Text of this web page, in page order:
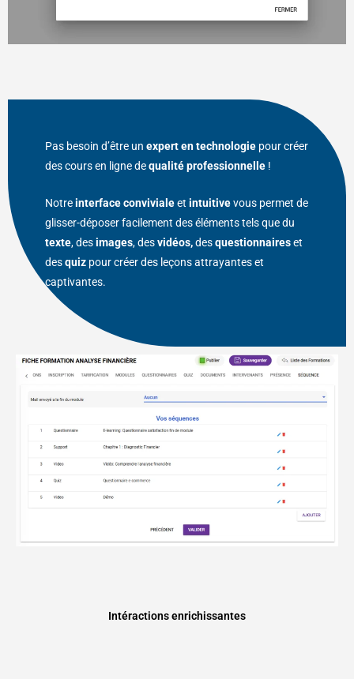
Pas besoin d’être un expert en technologie pour créer
des cours en ligne dequalité professionnelle !
Notreinterface convivialeet intuitivevous permet de
glisser-déposer facilement des éléments tels que du
texte, desimages, desvidéos,desquestionnaireset
desquiz pour créer des leçons attrayantes et
captivantes.
Intéractions enrichissantes